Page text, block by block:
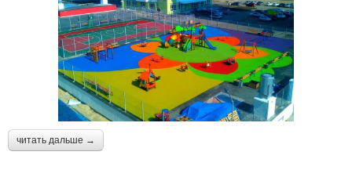
читать дальше →